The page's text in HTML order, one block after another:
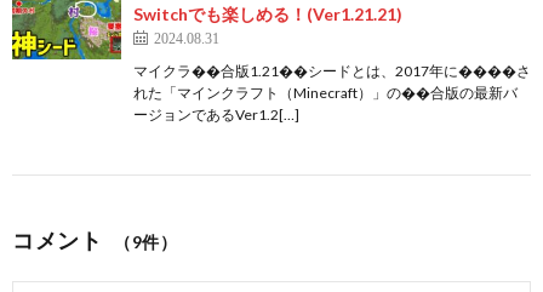
Switchでも楽しめる！(Ver1.21.21)
2024.08.31
マイクラ��合版1.21��シードとは、2017年に����さ
れた「マインクラフト（Minecraft）」の��合版の最新バ
ージョンであるVer1.2[…]
コメント （9件）